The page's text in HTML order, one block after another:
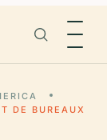
DE BUREAUX